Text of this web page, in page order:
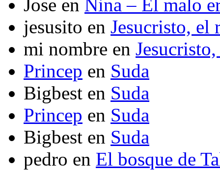
Jose en Nina – El malo
jesusito en Jesucristo, el
mi nombre en
Princep en Suda
Bigbest en Suda
Princep en Suda
Bigbest en Suda
pedro en El bosque de